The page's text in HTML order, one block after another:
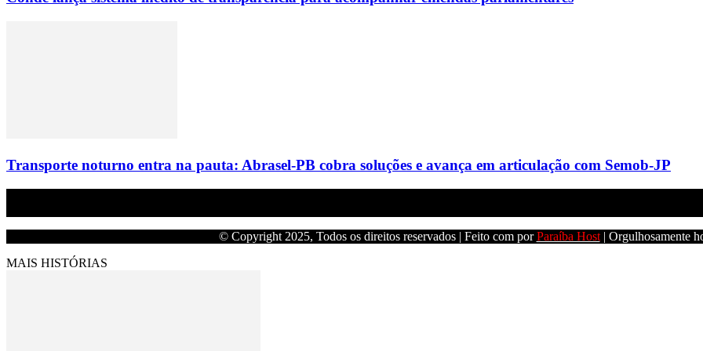
Transporte noturno entra na pauta: Abrasel-PB cobra soluções e avança em articulação com Semob-JP
© Copyright 2025, Todos os direitos reservados | Feito com porParaíba Host| Orgulhosamente
MAIS HISTÓRIAS